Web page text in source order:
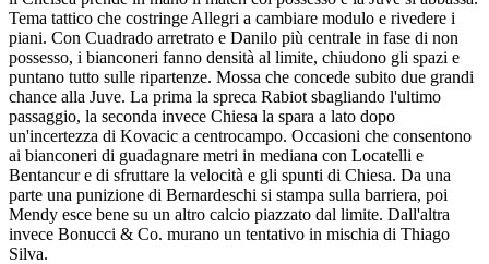
Tema tattico che costringe Allegri a cambiare modulo e rivedere i
piani. Con Cuadrado arretrato e Danilo più centrale in fase di non
possesso, i bianconeri fanno densità al limite, chiudono gli spazi e
puntano tutto sulle ripartenze. Mossa che concede subito due grandi
chance alla Juve. La prima la spreca Rabiot sbagliando l'ultimo
passaggio, la seconda invece Chiesa la spara a lato dopo
un'incertezza di Kovacic a centrocampo. Occasioni che consentono
ai bianconeri di guadagnare metri in mediana con Locatelli e
Bentancur e di sfruttare la velocità e gli spunti di Chiesa. Da una
parte una punizione di Bernardeschi si stampa sulla barriera, poi
Mendy esce bene su un altro calcio piazzato dal limite. Dall'altra
invece Bonucci & Co. murano un tentativo in mischia di Thiago
Silva.